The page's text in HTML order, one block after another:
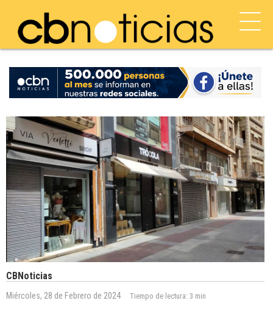
CBNoticias
Miércoles, 28 de Febrero de 2024 Tiempo de lectura: 3 min